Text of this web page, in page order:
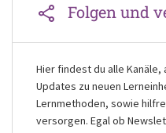
Folgen und
Hier findest du alle
Updates zu neuen
Lernmethoden, sowie
versorgen. Egal ob